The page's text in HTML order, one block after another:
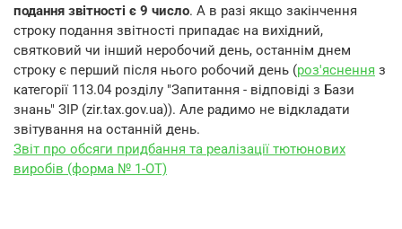
подання звітності є 9 число. А в разі якщо закінчення
строку подання звітності припадає на вихідний,
святковий чи інший неробочий день, останнім днем
строку є перший після нього робочий день (роз'яснення з
категорії 113.04 розділу "Запитання - відповіді з Бази
знань" ЗІР (zir.tax.gov.ua)). Але радимо не відкладати
звітування на останній день.
Звіт про обсяги придбання та реалізації тютюнових
виробів (форма № 1-ОТ)